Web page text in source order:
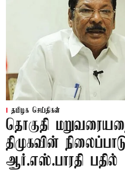
தமிழக செய்திகள்
தொகுதி
திமுகவின்
ஆர்.எஸ்.பாரதி பதில்